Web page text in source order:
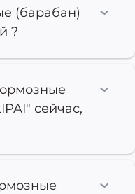
(барабан)
?
сейчас,